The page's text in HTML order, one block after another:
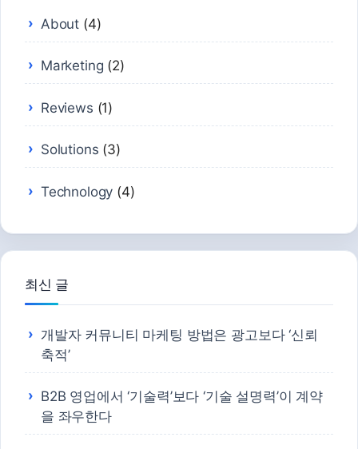
About (4)
Marketing (2)
Reviews (1)
Solutions (3)
Technology (4)
최신 글
개발자 커뮤니티 마케팅 방법은 광고보다 ‘신뢰
축적’
B2B 영업에서 ‘기술력’보다 ‘기술 설명력’이 계약
을 좌우한다